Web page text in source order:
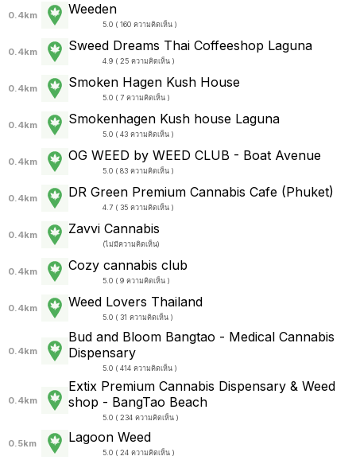
0.4km Weeden
5.0 ( 160 ความคิดเห็น )
0.4km Sweed Dreams Thai Coffeeshop Laguna
4.9 ( 25 ความคิดเห็น )
0.4km Smoken Hagen Kush House
5.0 ( 7 ความคิดเห็น )
0.4km Smokenhagen Kush house Laguna
5.0 ( 43 ความคิดเห็น )
0.4km OG WEED by WEED CLUB - Boat Avenue
5.0 ( 83 ความคิดเห็น )
0.4km DR Green Premium Cannabis Cafe (Phuket)
4.7 ( 35 ความคิดเห็น )
0.4km Zavvi Cannabis
(ไม่มีความคิดเห็น)
0.4km Cozy cannabis club
5.0 ( 9 ความคิดเห็น )
0.4km Weed Lovers Thailand
5.0 ( 31 ความคิดเห็น )
0.4km
Bud and Bloom Bangtao - Medical Cannabis
Dispensary
5.0 ( 414 ความคิดเห็น )
0.4km
Extix Premium Cannabis Dispensary & Weed
shop - BangTao Beach
5.0 ( 234 ความคิดเห็น )
0.5km Lagoon Weed
5.0 ( 24 ความคิดเห็น )